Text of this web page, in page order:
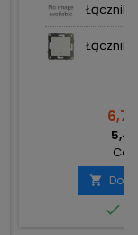
Łącznik
Łącznik
6,70

